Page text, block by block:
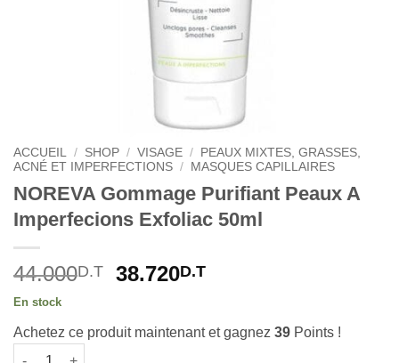
ACCUEIL / SHOP / VISAGE /
PEAUX MIXTES, GRASSES,
ACNÉ ET IMPERFECTIONS / MASQUES CAPILLAIRES
NOREVA Gommage Purifiant Peaux A
Imperfecions Exfoliac 50ml
44.000D.T
Le
était :
38.720D.TLe
est :
En stock
Achetez ce produit maintenant et gagnez 39 Points !
quantité de NOREVA Gommage Purifiant Peaux A Imperfecions